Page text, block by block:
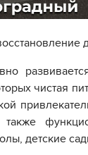
чистая
детские